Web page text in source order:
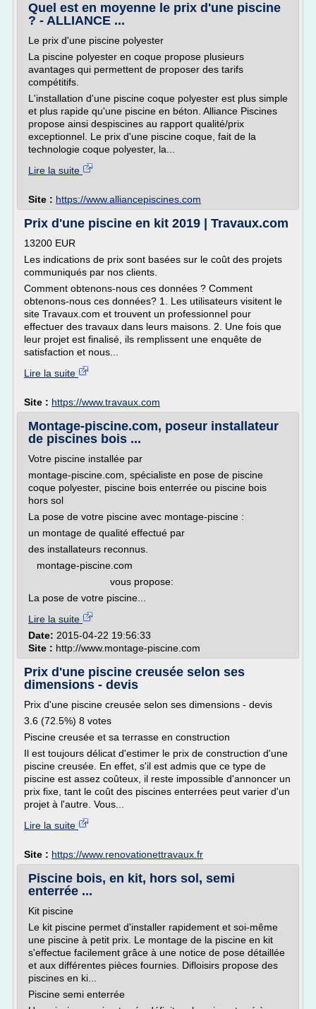
Quel est en moyenne le prix d'une piscine
? - ALLIANCE ...
Le prix d'une piscine polyester
La piscine polyester en coque propose plusieurs
avantages qui permettent de proposer des tarifs
compétitifs.
L'installation d'une piscine coque polyester est plus simple
et plus rapide qu'une piscine en béton. Alliance Piscines
propose ainsi despiscines au rapport qualité/prix
exceptionnel. Le prix d'une piscine coque, fait de la
technologie coque polyester, la...
Lire la suite
Site : https://www.alliancepiscines.com
Prix d'une piscine en kit 2019 | Travaux.com
13200 EUR
Les indications de prix sont basées sur le coût des projets
communiqués par nos clients.
Comment obtenons-nous ces données ? Comment
obtenons-nous ces données? 1. Les utilisateurs visitent le
site Travaux.com et trouvent un professionnel pour
effectuer des travaux dans leurs maisons. 2. Une fois que
leur projet est finalisé, ils remplissent une enquête de
satisfaction et nous...
Lire la suite
Site : https://www.travaux.com
Montage-piscine.com, poseur installateur
de piscines bois ...
Votre piscine installée par
montage-piscine.com, spécialiste en pose de piscine
coque polyester, piscine bois enterrée ou piscine bois
hors sol
La pose de votre piscine avec montage-piscine :
un montage de qualité effectué par
des installateurs reconnus.
montage-piscine.com
vous propose:
La pose de votre piscine...
Lire la suite
Date: 2015-04-22 19:56:33
Site : http://www.montage-piscine.com
Prix d'une piscine creusée selon ses
dimensions - devis
Prix d'une piscine creusée selon ses dimensions - devis
3.6 (72.5%) 8 votes
Piscine creusée et sa terrasse en construction
Il est toujours délicat d'estimer le prix de construction d'une
piscine creusée. En effet, s'il est admis que ce type de
piscine est assez coûteux, il reste impossible d'annoncer un
prix fixe, tant le coût des piscines enterrées peut varier d'un
projet à l'autre. Vous...
Lire la suite
Site : https://www.renovationettravaux.fr
Piscine bois, en kit, hors sol, semi
enterrée ...
Kit piscine
Le kit piscine permet d'installer rapidement et soi-même
une piscine à petit prix. Le montage de la piscine en kit
s'effectue facilement grâce à une notice de pose détaillée
et aux différentes pièces fournies. Difloisirs propose des
piscines en ki...
Piscine semi enterrée